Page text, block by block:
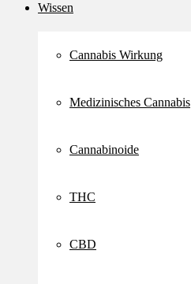
Wissen
Cannabis Wirkung
Medizinisches Cannabis
Cannabinoide
THC
CBD